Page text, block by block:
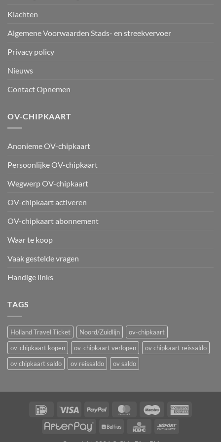
Klachten
Algemene Voorwaarden Stads- en streekvervoer
Privacy policy
Nieuws
Contact Opnemen
OV-CHIPKAART
Anonieme OV-chipkaart
Persoonlijke OV-chipkaart
Wegwerp OV-chipkaart
OV-chipkaart activeren
OV-chipkaart abonnement
Waar te koop
Vaak gestelde vragen
Handige links
TAGS
Holland Travel Ticket Noord/Zuidlijn
ov-chipkaart
ov-chipkaart kopen
ov-chipkaart verlopen
ov chipkaart reissaldo
ov chipkaart saldo
ov reissaldo ov saldo
IDeal Visa PayPal MasterCardMaestro
AfterPayBelfius KBC Sofort